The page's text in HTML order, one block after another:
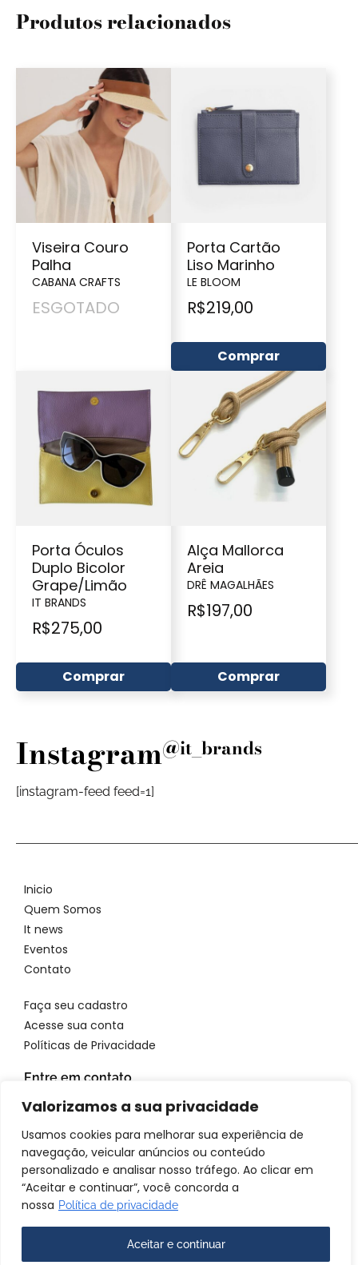
Valorizamos a sua privacidade
Usamos cookies para melhorar sua experiência de
navegação, veicular anúncios ou conteúdo
personalizado e analisar nosso tráfego. Ao clicar em
“Aceitar e continuar”, você concorda a
nossa Política de privacidade
Aceitar e continuar
Produtos relacionados
Viseira Couro
Palha
CABANA CRAFTS
ESGOTADO
Porta Cartão
Liso Marinho
LE BLOOM
R$219,00
Comprar
Porta Óculos
Duplo Bicolor
Grape/Limão
IT BRANDS
R$275,00
Comprar
Alça Mallorca
Areia
DRÊ MAGALHÃES
R$197,00
Comprar
Instagram@it_brands
[instagram-feed feed=1]
Inicio
Quem Somos
It news
Eventos
Contato
Faça seu cadastro
Acesse sua conta
Políticas de Privacidade
Entre em contato
WhatsApp: 11 96923 4699
Email: atendimento@itbrandsbr.com
© 2025 IT brands - Todos os direitos reservados. SANTA FOSCA